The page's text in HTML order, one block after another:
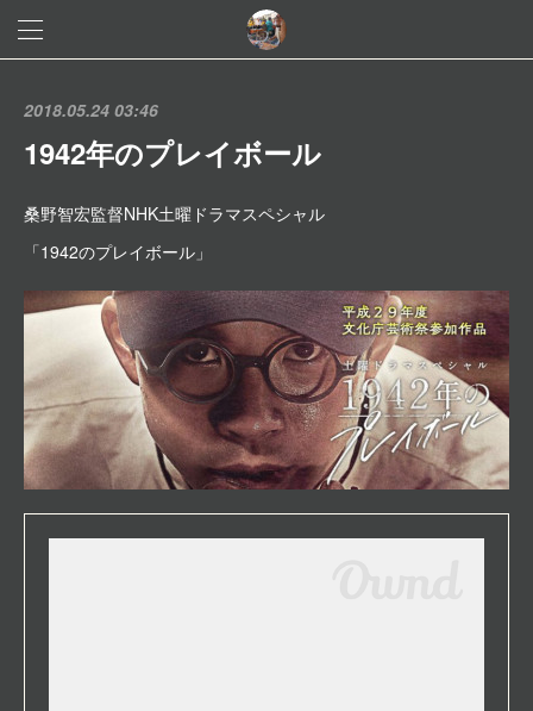
2018.05.24 03:46
1942年のプレイボール
桑野智宏監督NHK土曜ドラマスペシャル
「1942のプレイボール」